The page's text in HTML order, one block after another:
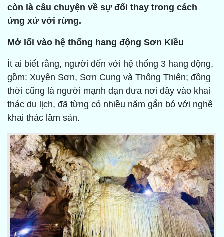
còn là câu chuyện về sự đổi thay trong cách
ứng xử với rừng.
Mở lối vào hệ thống hang động Sơn Kiều
Ít ai biết rằng, người đến với hệ thống 3 hang động,
gồm: Xuyên Sơn, Sơn Cung và Thông Thiên; đồng
thời cũng là người mạnh dạn đưa nơi đây vào khai
thác du lịch, đã từng có nhiều năm gắn bó với nghề
khai thác lâm sản.